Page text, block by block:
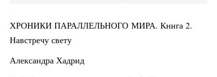
ХРОНИКИ ПАРАЛЛЕЛЬНОГО МИРА. Книга 2.
Навстречу свету
Александра Хадрид